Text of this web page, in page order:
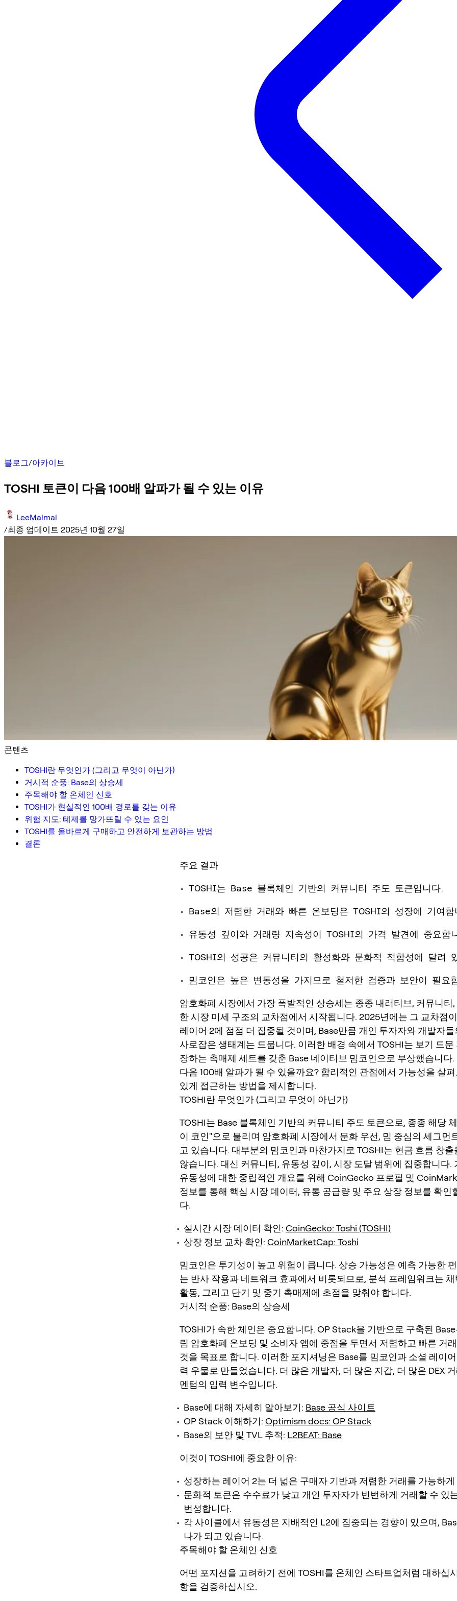
블로그/아카이브
TOSHI 토큰이 다음 100배 알파가 될 수 있는 이유
LeeMaimai
/최종 업데이트 2025년 10월 27일
콘텐츠
TOSHI란 무엇인가 (그리고 무엇이 아닌가)
거시적 순풍: Base의 상승세
주목해야 할 온체인 신호
TOSHI가 현실적인 100배 경로를 갖는 이유
위험 지도: 테제를 망가뜨릴 수 있는 요인
TOSHI를 올바르게 구매하고 안전하게 보관하는 방법
결론
주요 결과
• TOSHI는 Base 블록체인 기반의 커뮤니티 주도 토큰입니다.
• Base의 저렴한 거래와 빠른 온보딩은 TOSHI의 성장에 기여합
• 유동성 깊이와 거래량 지속성이 TOSHI의 가격 발견에 중요합
• TOSHI의 성공은 커뮤니티의 활성화와 문화적 적합성에 달려
• 밈코인은 높은 변동성을 가지므로 철저한 검증과 보안이 필요
암호화폐 시장에서 가장 폭발적인 상승세는 종종 내러티브, 커뮤니티
한 시장 미세 구조의 교차점에서 시작됩니다. 2025년에는 그 교차점
레이어 2에 점점 더 집중될 것이며, Base만큼 개인 투자자와 개발자
사로잡은 생태계는 드뭅니다. 이러한 배경 속에서 TOSHI는 보기 드문
장하는 촉매제 세트를 갖춘 Base 네이티브 밈코인으로 부상했습니다
다음 100배 알파가 될 수 있을까요? 합리적인 관점에서 가능성을 살
있게 접근하는 방법을 제시합니다.
TOSHI란 무엇인가 (그리고 무엇이 아닌가)
TOSHI는 Base 블록체인 기반의 커뮤니티 주도 토큰으로, 종종 해당
이 코인"으로 불리며 암호화폐 시장에서 문화 우선, 밈 중심의 세그먼
고 있습니다. 대부분의 밈코인과 마찬가지로 TOSHI는 현금 흐름 창
않습니다. 대신 커뮤니티, 유동성 깊이, 시장 도달 범위에 집중합니다.
유동성에 대한 중립적인 개요를 위해 CoinGecko 프로필 및
정보를 통해 핵심 시장 데이터, 유통 공급량 및 주요 상장 정보를 확인
다.
실시간 시장 데이터 확인: CoinGecko: Toshi (TOSHI)
상장 정보 교차 확인: CoinMarketCap: Toshi
밈코인은 투기성이 높고 위험이 큽니다. 상승 가능성은 예측 가능한
는 반사 작용과 네트워크 효과에서 비롯되므로, 분석 프레임워크는
활동, 그리고 단기 및 중기 촉매제에 초점을 맞춰야 합니다.
거시적 순풍: Base의 상승세
TOSHI가 속한 체인은 중요합니다. OP Stack을 기반으로 구축된
림 암호화폐 온보딩 및 소비자 앱에 중점을 두면서 저렴하고 빠른 거
것을 목표로 합니다. 이러한 포지셔닝은 Base를 밈코인과 소셜 레이
력 우물로 만들었습니다. 더 많은 개발자, 더 많은 지갑, 더 많은 DEX
멘텀의 입력 변수입니다.
Base에 대해 자세히 알아보기: Base 공식 사이트
OP Stack 이해하기: Optimism docs: OP Stack
Base의 보안 및 TVL 추적: L2BEAT: Base
이것이 TOSHI에 중요한 이유:
성장하는 레이어 2는 더 넓은 구매자 기반과 저렴한 거래를 가능하
문화적 토큰은 수수료가 낮고 개인 투자자가 빈번하게 거래할 수 있
번성합니다.
각 사이클에서 유동성은 지배적인 L2에 집중되는 경향이 있으며,
나가 되고 있습니다.
주목해야 할 온체인 신호
어떤 포지션을 고려하기 전에 TOSHI를 온체인 스타트업처럼 대하십
항을 검증하십시오.